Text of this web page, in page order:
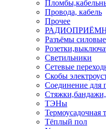
Провода, кабель
Прочее
Разъёмы
Светильники
Сетевые
Скобы
Соединение для
ТЭНы
Термоусадочная
Тёплый пол